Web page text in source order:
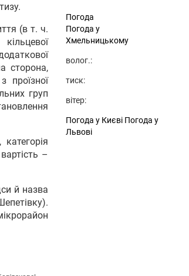
(в т. ч.
сторона,
проїзної
груп
–
й назва
Погода
Погода у
Хмельницькому
волог.:
тиск:
вітер:
Погода у Києві Погода у
Львові